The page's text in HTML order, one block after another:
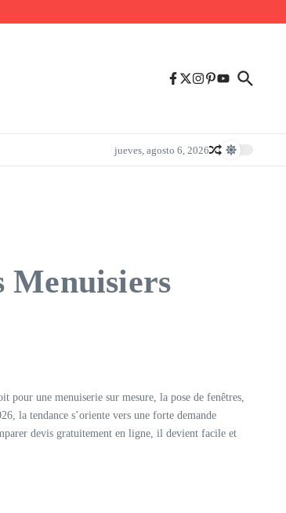
jueves, agosto 6, 2026
Menuisiers
pour une menuiserie sur mesure, la pose de fenêtres,
la tendance s’oriente vers une forte demande
devis gratuitement en ligne, il devient facile et